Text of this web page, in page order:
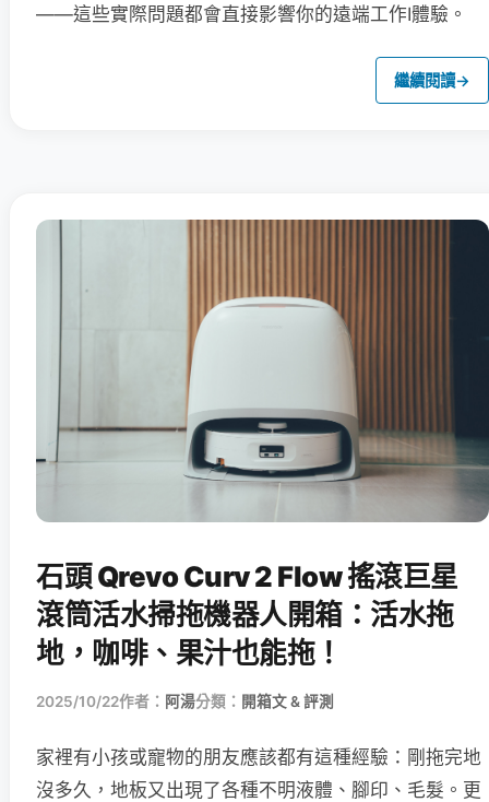
——這些實際問題都會直接影響你的遠端工作I體驗。
繼續閱讀→
石頭 Qrevo Curv 2 Flow 搖滾巨星
滾筒活水掃拖機器人開箱：活水拖
地，咖啡、果汁也能拖！
2025/10/22作者： 阿湯分類： 開箱文 & 評測
家裡有小孩或寵物的朋友應該都有這種經驗：剛拖完地
沒多久，地板又出現了各種不明液體、腳印、毛髮。更